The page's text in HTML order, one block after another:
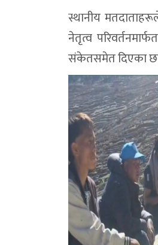
स्थानीय
नेतृत्व
संकेतसमेत दिएका